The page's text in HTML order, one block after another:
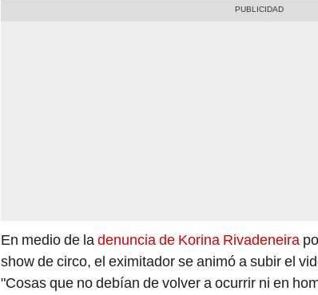
En medio de ladenuncia de Korina Rivadeneira
show de circo, el eximitador se animó a subir el
"Cosas que no debían de volver a ocurrir ni en